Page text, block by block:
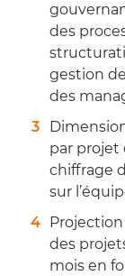
des
gestion
des
par projet
chiffrage
sur
des
mois en